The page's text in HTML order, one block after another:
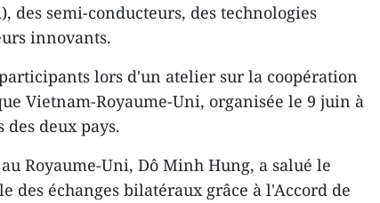
semi-conducteurs, des technologies
innovants.
lors d'un atelier sur la coopération
Vietnam-Royaume-Uni, organisée le 9 juin à
des deux pays.
Royaume-Uni, Dô Minh Hung, a salué le
des échanges bilatéraux grâce à l'Accord de